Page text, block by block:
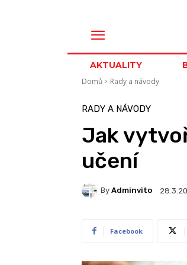
AKTUALITY
Domů Rady a návody
RADY A NÁVODY
Jak
učení
By Adminvito
Facebook